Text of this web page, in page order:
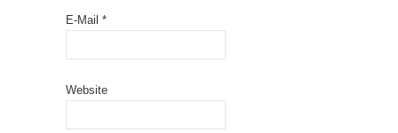
E-Mail *
Website